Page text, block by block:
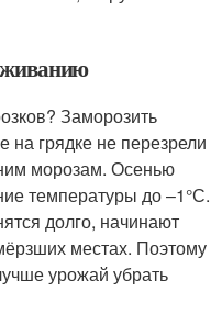
Заморозить
на грядке не перезрели
морозам. Осенью
температуры до –1°С.
долго, начинают
местах. Поэтому
урожай убрать